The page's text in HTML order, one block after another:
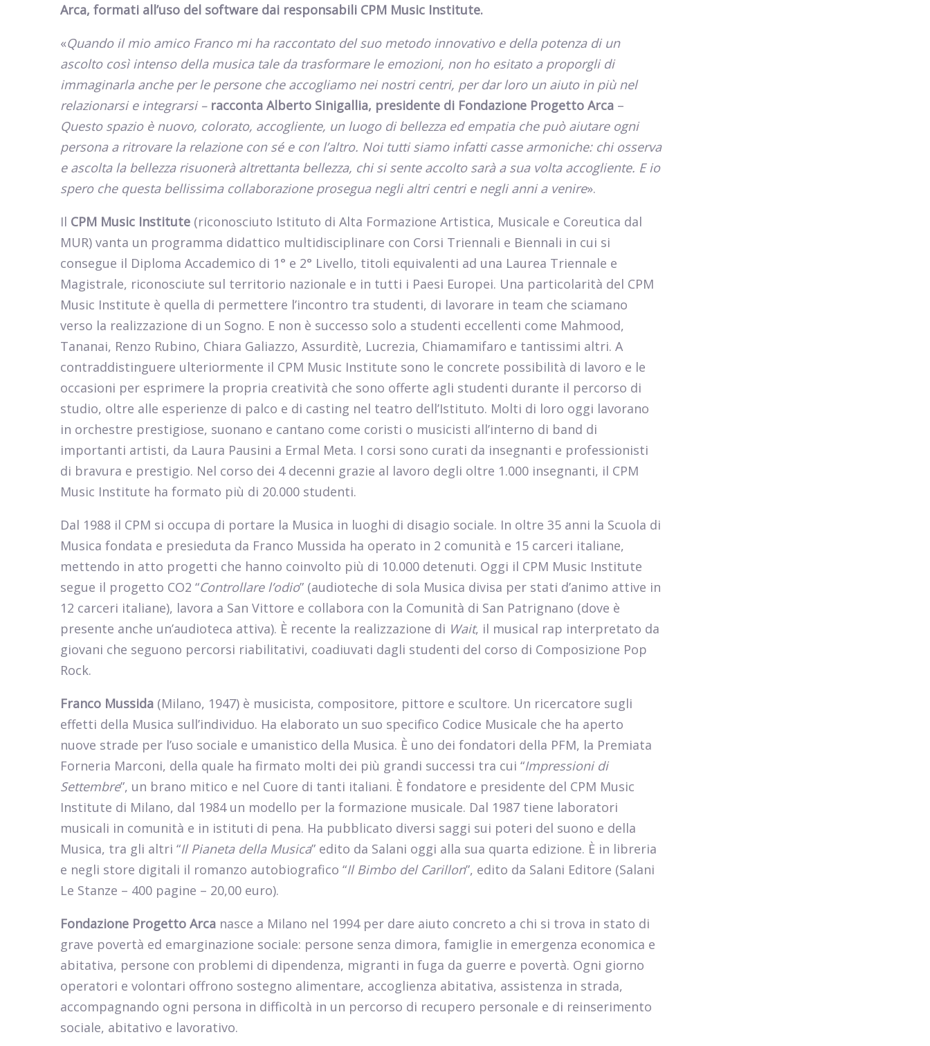
Arca, formati all’uso del software dai responsabili CPM Music Institute.
«Quando il mio amico Franco mi ha raccontato del suo metodo innovativo e della potenza di un
ascolto così intenso della musica tale da trasformare le emozioni, non ho esitato a proporgli di
immaginarla anche per le persone che accogliamo nei nostri centri, per dar loro un aiuto in più nel
relazionarsi e integrarsi – racconta Alberto Sinigallia, presidente di Fondazione Progetto Arca –
Questo spazio è nuovo, colorato, accogliente, un luogo di bellezza ed empatia che può aiutare ogni
persona a ritrovare la relazione con sé e con l’altro. Noi tutti siamo infatti casse armoniche: chi osserva
e ascolta la bellezza risuonerà altrettanta bellezza, chi si sente accolto sarà a sua volta accogliente. E io
spero che questa bellissima collaborazione prosegua negli altri centri e negli anni a venire».
Il CPM Music Institute (riconosciuto Istituto di Alta Formazione Artistica, Musicale e Coreutica dal
MUR) vanta un programma didattico multidisciplinare con Corsi Triennali e Biennali in cui si
consegue il Diploma Accademico di 1° e 2° Livello, titoli equivalenti ad una Laurea Triennale e
Magistrale, riconosciute sul territorio nazionale e in tutti i Paesi Europei. Una particolarità del CPM
Music Institute è quella di permettere l’incontro tra studenti, di lavorare in team che sciamano
verso la realizzazione di un Sogno. E non è successo solo a studenti eccellenti come Mahmood,
Tananai, Renzo Rubino, Chiara Galiazzo, Assurditè, Lucrezia, Chiamamifaro e tantissimi altri. A
contraddistinguere ulteriormente il CPM Music Institute sono le concrete possibilità di lavoro e le
occasioni per esprimere la propria creatività che sono offerte agli studenti durante il percorso di
studio, oltre alle esperienze di palco e di casting nel teatro dell’Istituto. Molti di loro oggi lavorano
in orchestre prestigiose, suonano e cantano come coristi o musicisti all’interno di band di
importanti artisti, da Laura Pausini a Ermal Meta. I corsi sono curati da insegnanti e professionisti
di bravura e prestigio. Nel corso dei 4 decenni grazie al lavoro degli oltre 1.000 insegnanti, il CPM
Music Institute ha formato più di 20.000 studenti.
Dal 1988 il CPM si occupa di portare la Musica in luoghi di disagio sociale. In oltre 35 anni la Scuola di
Musica fondata e presieduta da Franco Mussida ha operato in 2 comunità e 15 carceri italiane,
mettendo in atto progetti che hanno coinvolto più di 10.000 detenuti. Oggi il CPM Music Institute
segue il progetto CO2 “Controllare l’odio” (audioteche di sola Musica divisa per stati d’animo attive in
12 carceri italiane), lavora a San Vittore e collabora con la Comunità di San Patrignano (dove è
presente anche un’audioteca attiva). È recente la realizzazione di Wait, il musical rap interpretato da
giovani che seguono percorsi riabilitativi, coadiuvati dagli studenti del corso di Composizione Pop
Rock.
Franco Mussida (Milano, 1947) è musicista, compositore, pittore e scultore. Un ricercatore sugli
effetti della Musica sull’individuo. Ha elaborato un suo specifico Codice Musicale che ha aperto
nuove strade per l’uso sociale e umanistico della Musica. È uno dei fondatori della PFM, la Premiata
Forneria Marconi, della quale ha firmato molti dei più grandi successi tra cui “Impressioni di
Settembre”, un brano mitico e nel Cuore di tanti italiani. È fondatore e presidente del CPM Music
Institute di Milano, dal 1984 un modello per la formazione musicale. Dal 1987 tiene laboratori
musicali in comunità e in istituti di pena. Ha pubblicato diversi saggi sui poteri del suono e della
Musica, tra gli altri “Il Pianeta della Musica” edito da Salani oggi alla sua quarta edizione. È in libreria
e negli store digitali il romanzo autobiografico “Il Bimbo del Carillon”, edito da Salani Editore (Salani
Le Stanze – 400 pagine – 20,00 euro).
Fondazione Progetto Arca nasce a Milano nel 1994 per dare aiuto concreto a chi si trova in stato di
grave povertà ed emarginazione sociale: persone senza dimora, famiglie in emergenza economica e
abitativa, persone con problemi di dipendenza, migranti in fuga da guerre e povertà. Ogni giorno
operatori e volontari offrono sostegno alimentare, accoglienza abitativa, assistenza in strada,
accompagnando ogni persona in difficoltà in un percorso di recupero personale e di reinserimento
sociale, abitativo e lavorativo.